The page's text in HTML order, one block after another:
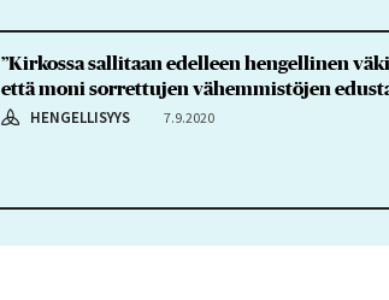
”Kirkossa sallitaan edelleen hengellinen
että moni sorrettujen vähemmistöjen
HENGELLISYYS 7.9.2020